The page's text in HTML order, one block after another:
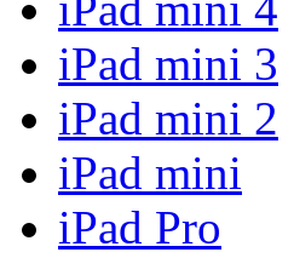
iPad mini 3
iPad mini 2
iPad mini
iPad Pro